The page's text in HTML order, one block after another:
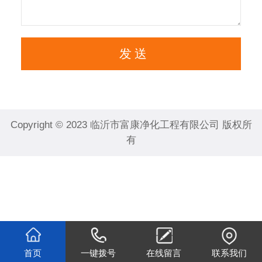
Copyright © 2023 临沂市富康净化工程有限公司 版权所
有
首页 一键拨号 在线留言 联系我们